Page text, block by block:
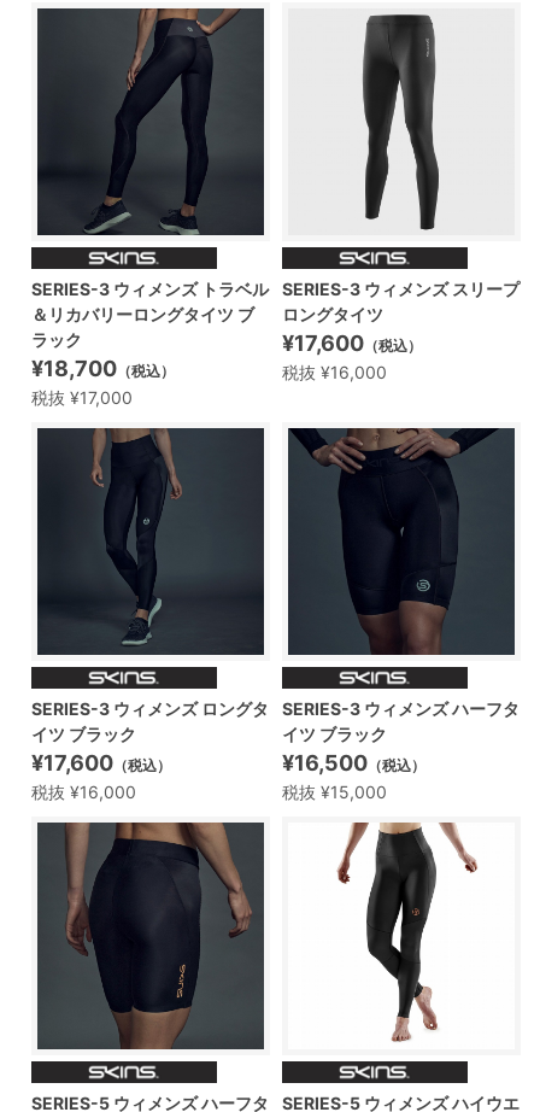
SERIES-3 ウィメンズ トラベル
＆リカバリーロングタイツ ブ
ラック
¥18,700 （税込）
税抜 ¥17,000
SERIES-3 ウィメンズ スリープ
ロングタイツ
¥17,600 （税込）
税抜 ¥16,000
SERIES-3 ウィメンズ ロングタ
イツ ブラック
¥17,600 （税込）
税抜 ¥16,000
SERIES-3 ウィメンズ ハーフタ
イツ ブラック
¥16,500 （税込）
税抜 ¥15,000
SERIES-5 ウィメンズ ハーフタ SERIES-5 ウィメンズ ハイウエ